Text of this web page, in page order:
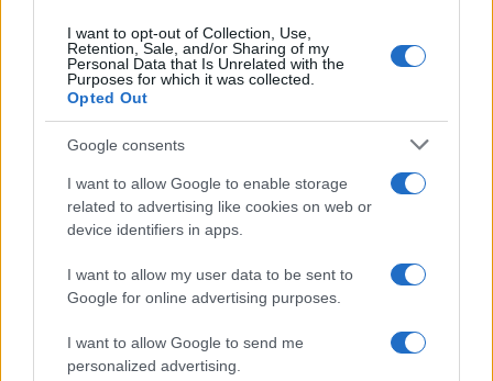
I want to opt-out of Collection, Use,
Retention, Sale, and/or Sharing of my
Personal Data that Is Unrelated with the
Purposes for which it was collected.
Opted Out
Google consents
I want to allow Google to enable storage
related to advertising like cookies on web or
device identifiers in apps.
I want to allow my user data to be sent to
Google for online advertising purposes.
I want to allow Google to send me
personalized advertising.
Paolo Pinna
Martina Agostina Diturco
I nostri cari
I nostri cari